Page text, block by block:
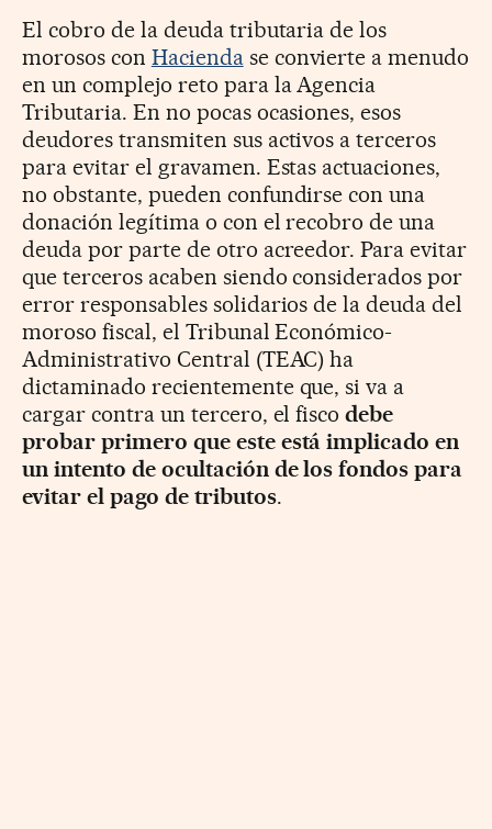
El cobro de la deuda tributaria de los
morosos con Haciendase convierte a menudo
en un complejo reto para la Agencia
Tributaria. En no pocas ocasiones, esos
deudores transmiten sus activos a terceros
para evitar el gravamen. Estas actuaciones,
no obstante, pueden confundirse con una
donación legítima o con el recobro de una
deuda por parte de otro acreedor. Para evitar
que terceros acaben siendo considerados por
error responsables solidarios de la deuda del
moroso fiscal, el Tribunal Económico-
Administrativo Central (TEAC) ha
dictaminado recientemente que, si va a
cargar contra un tercero, el fiscodebe
probar primero que este está implicado en
un intento de ocultación de los fondos para
evitar el pago de tributos.